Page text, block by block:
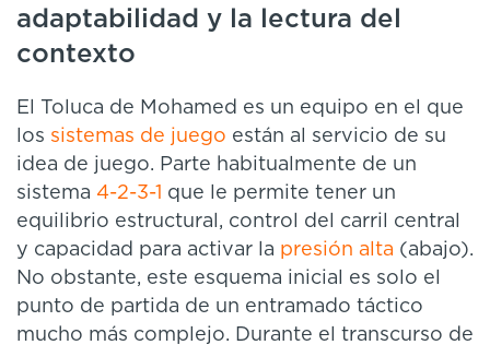
adaptabilidad y la lectura del
contexto
El Toluca de Mohamed es un equipo en el que
los sistemas de juego están al servicio de su
idea de juego. Parte habitualmente de un
sistema 4-2-3-1 que le permite tener un
equilibrio estructural, control del carril central
y capacidad para activar la presión alta (abajo).
No obstante, este esquema inicial es solo el
punto de partida de un entramado táctico
mucho más complejo. Durante el transcurso de